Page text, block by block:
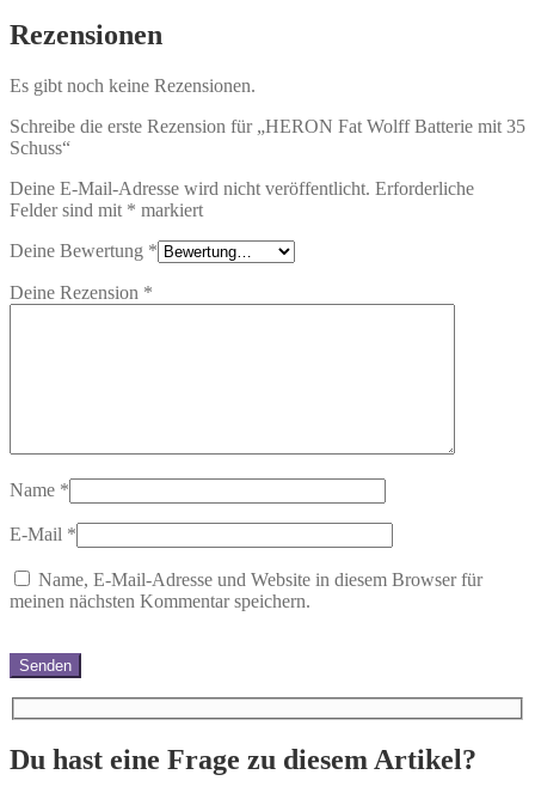
Rezensionen
Es gibt noch keine Rezensionen.
Schreibe die erste Rezension für „HERON Fat Wolff Batterie mit 35
Schuss“
Deine E-Mail-Adresse wird nicht veröffentlicht. Erforderliche
Felder sind mit * markiert
Deine Bewertung *
Deine Rezension *
Name *
E-Mail *
Name, E-Mail-Adresse und Website in diesem Browser für
meinen nächsten Kommentar speichern.
Du hast eine Frage zu diesem Artikel?